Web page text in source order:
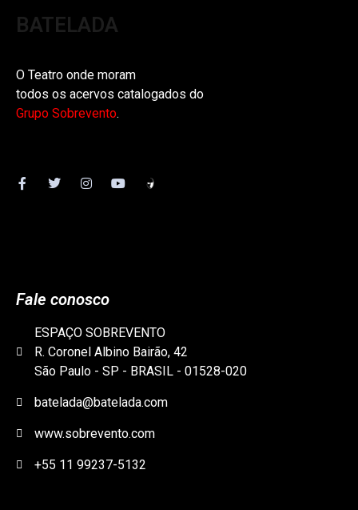
BATELADA
O Teatro onde moram
todos os acervos catalogados do
Grupo Sobrevento.
Fale conosco
ESPAÇO SOBREVENTO
R. Coronel Albino Bairão, 42
São Paulo - SP - BRASIL - 01528-020
batelada@batelada.com
www.sobrevento.com
+55 11 99237-5132